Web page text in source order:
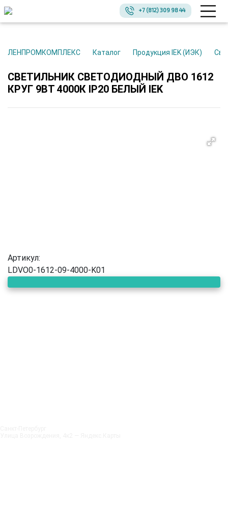
+7 (812) 309 98 44
ЛЕНПРОМКОМПЛЕКС Каталог Продукция IEK (ИЭК)
СВЕТИЛЬНИК СВЕТОДИОДНЫЙ ДВО 1612
КРУГ 9ВТ 4000К IP20 БЕЛЫЙ IEK
Артикул:
LDVO0-1612-09-4000-K01